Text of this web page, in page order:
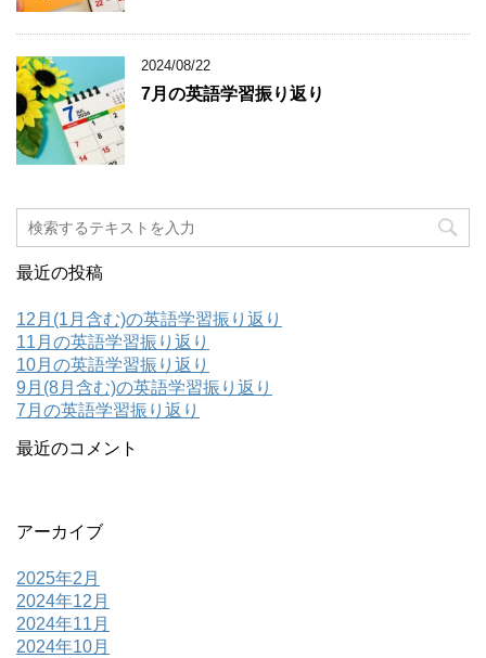
2024/08/22
7月の英語学習振り返り
最近の投稿
12月(1月含む)の英語学習振り返り
11月の英語学習振り返り
10月の英語学習振り返り
9月(8月含む)の英語学習振り返り
7月の英語学習振り返り
最近のコメント
アーカイブ
2025年2月
2024年12月
2024年11月
2024年10月